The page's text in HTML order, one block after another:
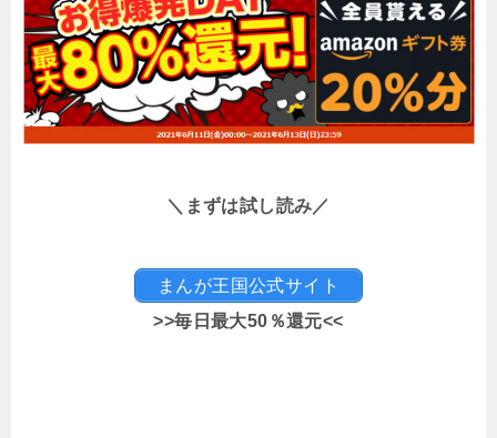
＼まずは試し読み／
まんが王国公式サイト
>>毎日最大50％還元<<